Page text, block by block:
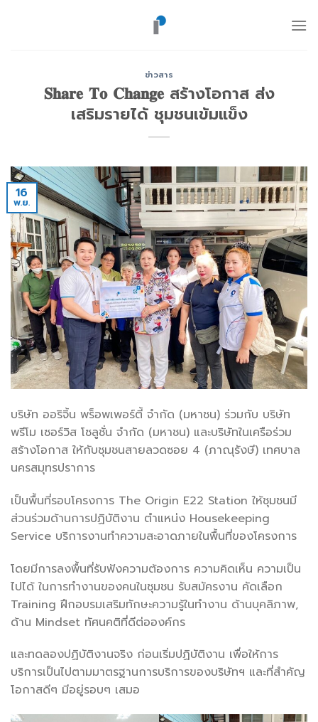
ข่าวสาร
𝐒𝐡𝐚𝐫𝐞 𝐓𝐨 𝐂𝐡𝐚𝐧𝐠𝐞 สร้างโอกาส ส่ง
เสริมรายได้ ชุมชนเข้มแข็ง
16
พ.ย.
บริษัท ออริจิ้น พร็อพเพอร์ตี้ จำกัด (มหาชน) ร่วมกับ บริษัท
พรีโม เซอร์วิส โซลูชั่น จำกัด (มหาชน) และบริษัทในเครือร่วม
สร้างโอกาส ให้กับชุมชนสายลวดซอย 4 (ภาณุรังษี) เทศบาล
นครสมุทรปราการ
เป็นพื้นที่รอบโครงการ The Origin E22 Station ให้ชุมชนมี
ส่วนร่วมด้านการปฏิบัติงาน ตำแหน่ง Housekeeping
Service บริการงานทำความสะอาดภายในพื้นที่ของโครงการ
โดยมีการลงพื้นที่รับฟังความต้องการ ความคิดเห็น ความเป็น
ไปได้ ในการทำงานของคนในชุมชน รับสมัครงาน คัดเลือก
Training ฝึกอบรมเสริมทักษะความรู้ในทำงาน ด้านบุคลิภาพ,
ด้าน Mindset ทัศนคติที่ดีต่อองค์กร
และทดลองปฏิบัติงานจริง ก่อนเริ่มปฏิบัติงาน เพื่อให้การ
บริการเป็นไปตามมาตรฐานการบริการของบริษัทฯ และที่สำคัญ
โอกาสดีๆ มีอยู่รอบๆ เสมอ